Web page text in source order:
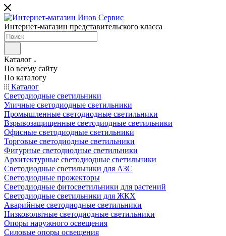
Интернет-магазин представительского класса
Каталог
По всему сайту
По каталогу
Каталог
Светодиодные светильники
Уличные светодиодные светильники
Промышленные светодиодные светильники
Взрывозащищенные светодиодные светильники
Офисные светодиодные светильники
Торговые светодиодные светильники
Фигурные светодиодные светильники
Архитектурные светодиодные светильники
Светодиодные светильники для АЗС
Светодиодные прожекторы
Светодиодные фитосветильники для растений
Светодиодные светильники для ЖКХ
Аварийные светодиодные светильники
Низковольтные светодиодные светильники
Опоры наружного освещения
Силовые опоры освещения